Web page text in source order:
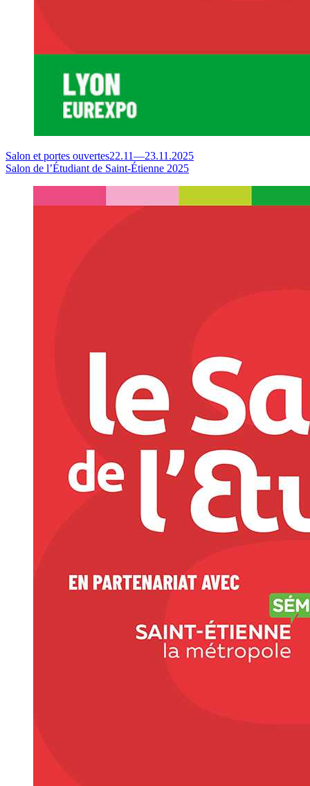
Salon et portes ouvertes22.11—23.11.2025
Salon de l’Étudiant de Saint-Étienne 2025